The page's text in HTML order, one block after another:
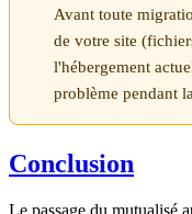
Avant toute
de votre site
l'hébergement
problème pendant
Conclusion